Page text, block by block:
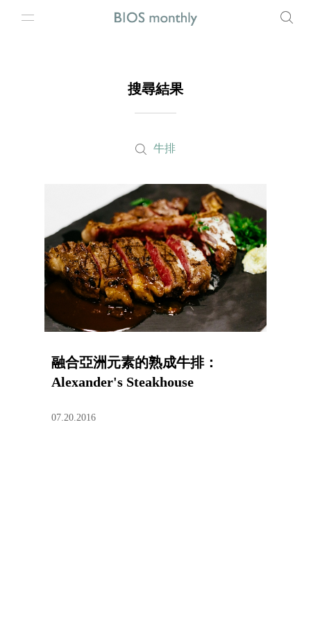
搜尋結果
牛排
融合亞洲元素的熟成牛排：
Alexander's Steakhouse
07.20.2016